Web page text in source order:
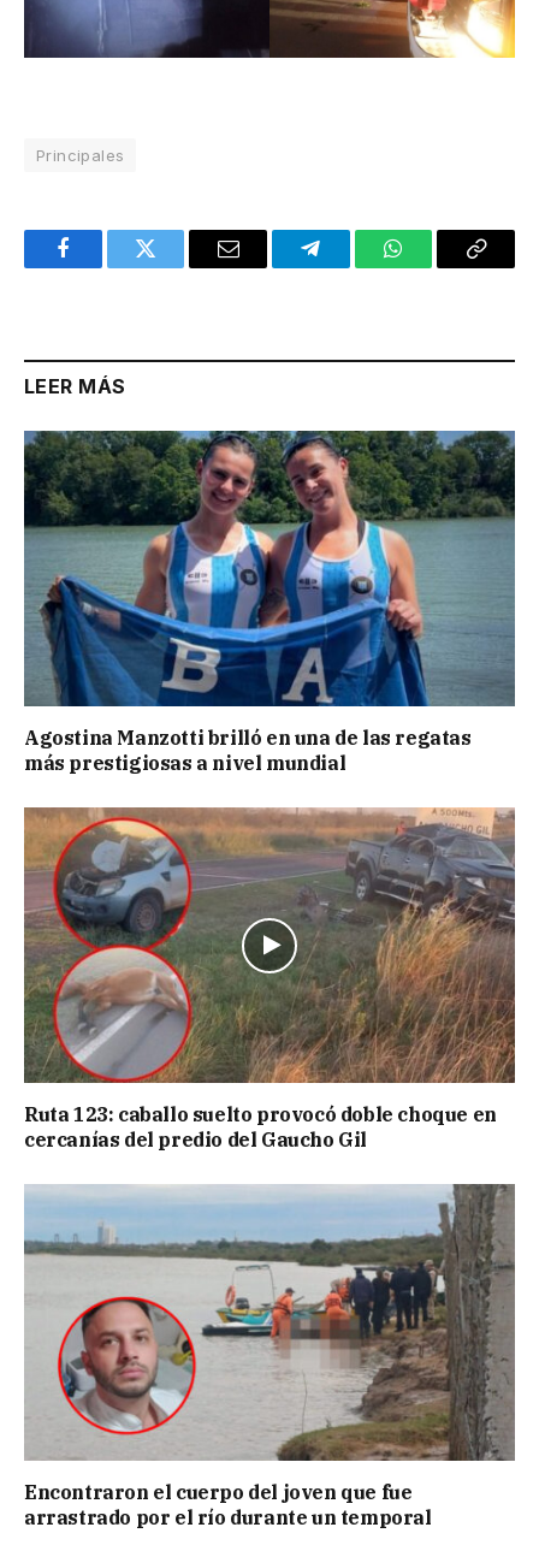
Principales
FacebookTwitter Email TelegramWhatsAppCopy
LEER MÁS
Agostina Manzotti brilló en una de las regatas
más prestigiosas a nivel mundial
Ruta 123: caballo suelto provocó doble choque en
cercanías del predio del Gaucho Gil
Encontraron el cuerpo del joven que fue
arrastrado por el río durante un temporal